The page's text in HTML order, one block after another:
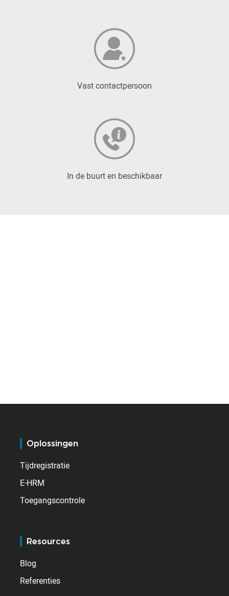
Vast contactpersoon
In de buurt en beschikbaar
Oplossingen
Tijdregistratie
E-HRM
Toegangscontrole
Resources
Blog
Referenties